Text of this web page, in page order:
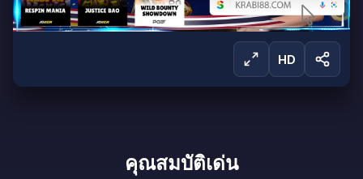
ลงชื่อเข้าใช้เพื่อรับชม
HD
คุณสมบัติเด่น